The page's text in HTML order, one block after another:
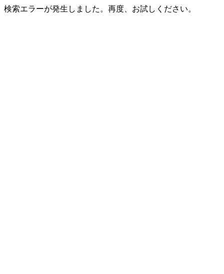
検索エラーが発生しました。再度、お試しください。